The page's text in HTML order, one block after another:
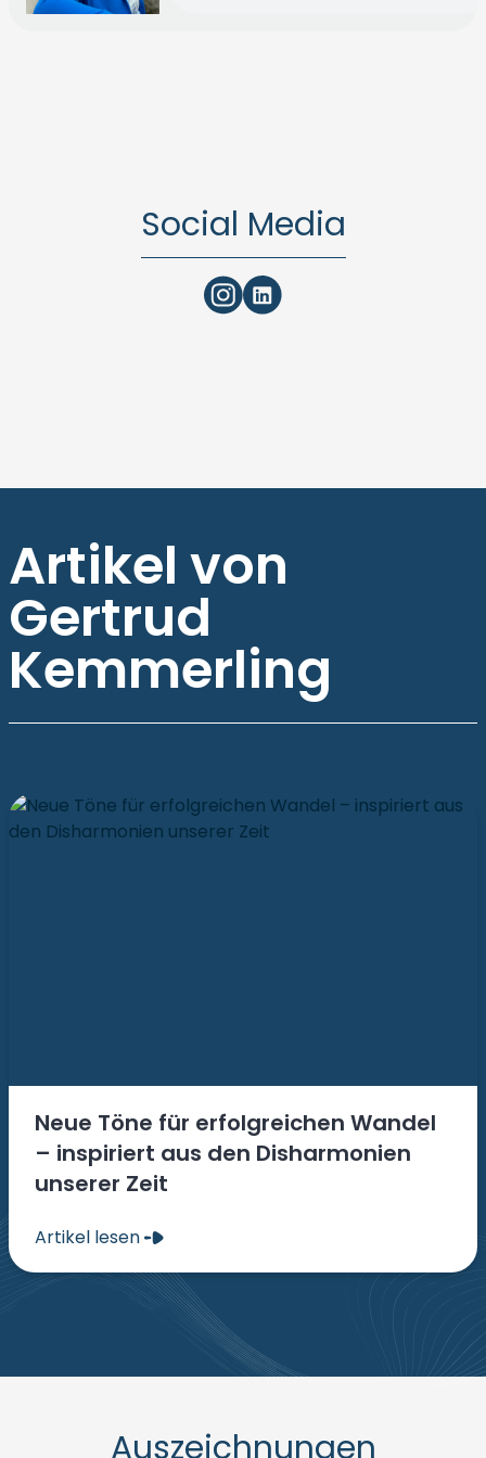
Social Media
Artikel von
Gertrud
Kemmerling
Neue Töne für erfolgreichen Wandel
– inspiriert aus den Disharmonien
unserer Zeit
Artikel lesen
Auszeichnungen